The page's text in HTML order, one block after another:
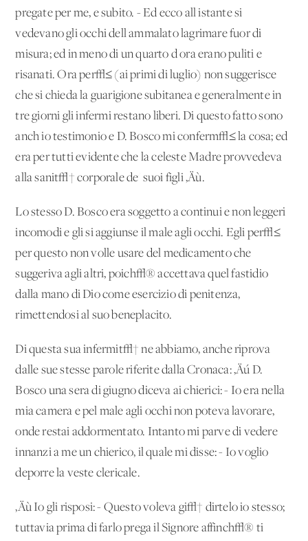
pregate per me, e subito. - Ed ecco all'istante si
vedevano gli occhi dell'ammalato lagrimare fuor di
misura; ed in meno di un quarto d'ora erano puliti e
risanati. Ora per√≤ (ai primi di luglio) non suggerisce
che si chieda la guarigione subitanea e generalmente in
tre giorni gli infermi restano liberi. Di questo fatto sono
anch'io testimonio e D. Bosco mi conferm√≤ la cosa; ed
era per tutti evidente che la celeste Madre provvedeva
alla sanit√† corporale de' suoi figli ‚Äù.
Lo stesso D. Bosco era soggetto a continui e non leggeri
incomodi e gli si aggiunse il male agli occhi. Egli per√≤
per questo non volle usare del medicamento che
suggeriva agli altri, poich√® accettava quel fastidio
dalla mano di Dio come esercizio di penitenza,
rimettendosi al suo beneplacito.
Di questa sua infermit√† ne abbiamo, anche riprova
dalle sue stesse parole riferite dalla Cronaca: ‚Äú D.
Bosco una sera di giugno diceva ai chierici: - Io era nella
mia camera e pel male agli occhi non poteva lavorare,
onde restai addormentato. Intanto mi parve di vedere
innanzi a me un chierico, il quale mi disse: - Io voglio
deporre la veste clericale.
‚Äù Io gli risposi: - Questo voleva gi√† dirtelo io stesso;
tuttavia prima di farlo prega il Signore affinch√® ti